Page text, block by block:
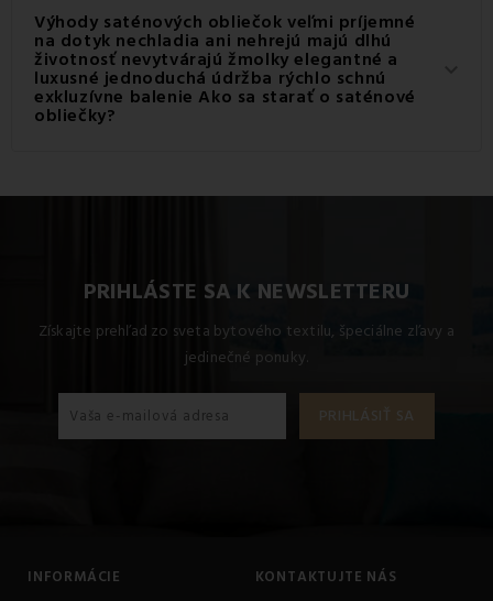
Dostupné rozmery pre tento produkt sú: Štandardný set
jednolôžko obsahuje 1x 140x200 + 1x 70x90, Francúzsky
set 200x220 + 2x (70x90).
Výhody saténových obliečok veľmi príjemné
na dotyk nechladia ani nehrejú majú dlhú
životnosť nevytvárajú žmolky elegantné a
luxusné jednoduchá údržba rýchlo schnú
exkluzívne balenie Ako sa starať o saténové
obliečky?
PRIHLÁSTE SA K NEWSLETTERU
Získajte prehľad zo sveta bytového textilu, špeciálne zľavy a
jedinečné ponuky.
INFORMÁCIE
KONTAKTUJTE NÁS